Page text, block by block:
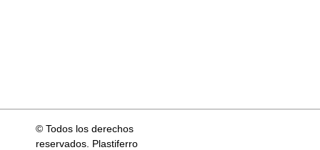
© Todos los derechos
reservados. Plastiferro